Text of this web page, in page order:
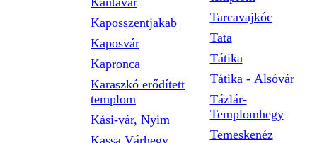
Kaposszentjakab
Kaposvár
Kapronca
Karaszkó erődített
templom
Kási-vár, Nyim
Tarcavajkóc
Tata
Tátika
Tátika - Alsóvár
Tázlár-
Templomhegy
Temeskenéz